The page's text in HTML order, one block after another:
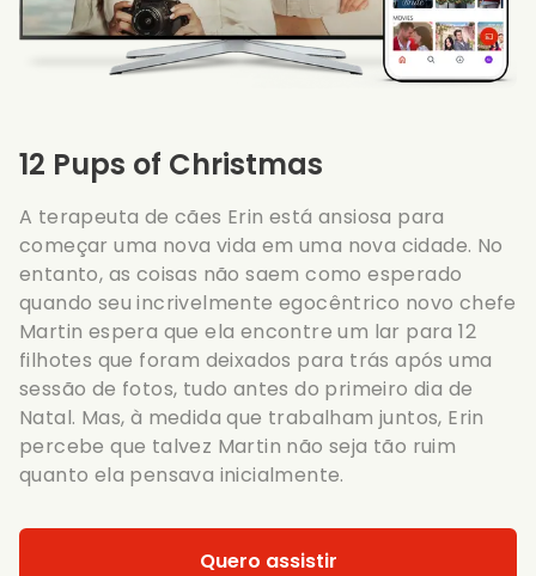
12 Pups of Christmas
A terapeuta de cães Erin está ansiosa para
começar uma nova vida em uma nova cidade. No
entanto, as coisas não saem como esperado
quando seu incrivelmente egocêntrico novo chefe
Martin espera que ela encontre um lar para 12
filhotes que foram deixados para trás após uma
sessão de fotos, tudo antes do primeiro dia de
Natal. Mas, à medida que trabalham juntos, Erin
percebe que talvez Martin não seja tão ruim
quanto ela pensava inicialmente.
Quero assistir